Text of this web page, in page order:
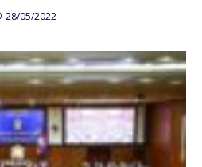
28/05/2022